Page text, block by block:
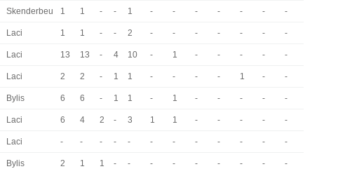
Skenderbeu 1 1 - - 1 - - - - - - -
Laci 1 1 - - 2 - - - - - - -
Laci 13 13 - 4 10 - 1 - - - - -
Laci 2 2 - 1 1 - - - - 1 - -
Bylis 6 6 - 1 1 - 1 - - - - -
Laci 6 4 2 - 3 1 1 - - - - -
Laci - - - - - - - - - - - -
Bylis 2 1 1 - - - - - - - - -